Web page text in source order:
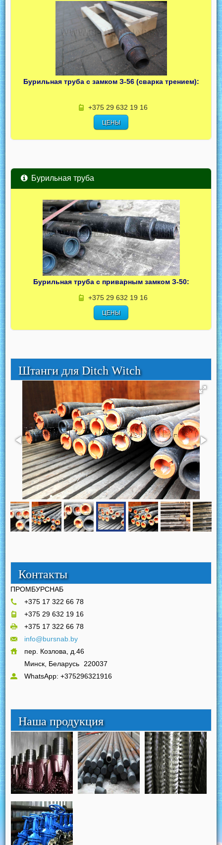
Бурильная труба с замком З-56 (сварка трением):
+375 29 632 19 16
ЦЕНЫ
Бурильная труба
Бурильная труба с приварным замком З-50:
+375 29 632 19 16
ЦЕНЫ
Штанги для Ditch Witch
Контакты
ПРОМБУРСНАБ
+375 17 322 66 78
+375 29 632 19 16
+375 17 322 66 78
info@bursnab.by
пер. Козлова, д.46
Минск, Беларусь
220037
WhatsApp: +375296321916
Наша продукция